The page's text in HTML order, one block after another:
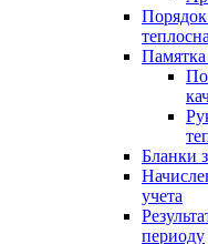
Бланки
учета
периоду